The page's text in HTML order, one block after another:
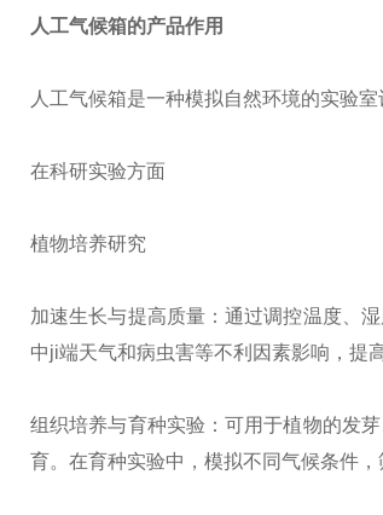
人工气候箱的产品作用
人工气候箱是一种模拟自然环境的实验
在科研实验方面
植物培养研究
加速生长与提高质量：通过调控温度、
中ji端天气和病虫害等不利因素影响，提
组织培养与育种实验：可用于植物的发
育。在育种实验中，模拟不同气候条件，